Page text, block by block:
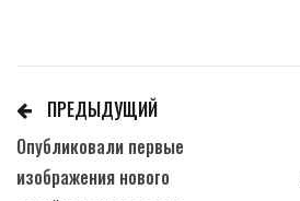
ПРЕДЫДУЩИЙ
Опубликовали первые
изображения нового